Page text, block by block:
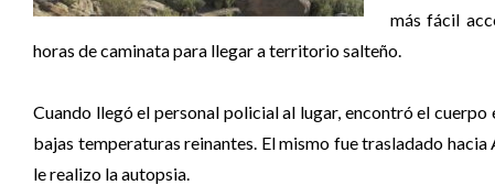
más fácil
horas de caminata para llegar a territorio salteño.
Cuando llegó el personal policial al lugar, encontró el
bajas temperaturas reinantes. El mismo fue trasladado
le realizo la autopsia.